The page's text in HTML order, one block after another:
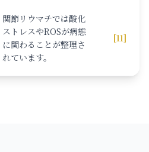
関節リウマチでは酸化
ストレスやROSが病態
に関わることが整理さ
れています。
[11]